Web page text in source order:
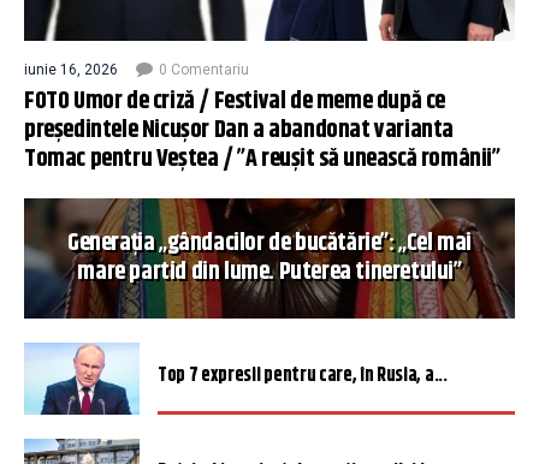
iunie 16, 2026 0 Comentariu
FOTO Umor de criză / Festival de meme după ce
președintele Nicușor Dan a abandonat varianta
Tomac pentru Veștea / ”A reușit să unească românii”
Generația „gândacilor de bucătărie”: „Cel mai
mare partid din lume. Puterea tineretului”
Top 7 expresii pentru care, în Rusia, a...